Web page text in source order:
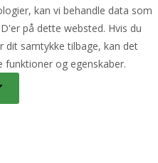
kan vi behandle data som
på dette websted. Hvis du
dit samtykke tilbage, kan det
funktioner og egenskaber.